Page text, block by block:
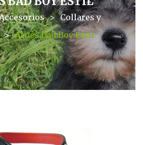
> Collares y
> Arnés Bad Boy Estil